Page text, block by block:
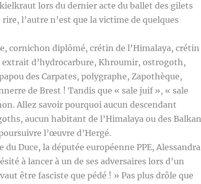
lors du dernier acte du ballet des gilets
l’autre n’est que la victime de quelques
cornichon diplômé, crétin de l’Himalaya, crétin
extrait d’hydrocarbure, Khroumir, ostrogoth,
des Carpates, polygraphe, Zapothèque,
de Brest ! Tandis que « sale juif », « sale
Allez savoir pourquoi aucun descendant
aucun habitant de l’Himalaya ou des
l’œuvre d’Hergé.
Duce, la députée européenne PPE, Alessandra
à lancer à un de ses adversaires lors d’un
être fasciste que pédé ! » Pas plus drôle que